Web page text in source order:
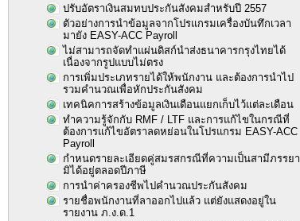
ปรับอัตราเงินสมทบประกันสังคมสำหรับปี 2557
ตัวอย่างการนำข้อมูลจากโปรแกรมเครื่องบันทึกเวลา
มายัง EASY-ACC Payroll
ไม่สามารถจัดทำแผ่นดิสก์นำส่งธนาคารกรุงไทยได้
เนื่องจากรูปแบบไม่ตรง
การเพิ่มประเภทรายได้ให้พนักงาน และต้องการนำไป
รวมคำนวณเพื่อหักประกันสังคม
เทคนิคการสร้างข้อมูลเงินเดือนแยกเก็บไว้แต่ละเดือน
ทำความรู้จักกับ RMF / LTF และการแก้ไขในกรณีที่
ต้องการแก้ไขอัตราลดหย่อนในโปรแกรม EASY-ACC
Payroll
กำหนดรายละเอียดคู่สมรสกรณีที่ความเป็นสามีภรรยา
มิได้อยู่ตลอดปีภาษี
การนำค่าครองชีพไปคำนวณประกันสังคม
รายชื่อพนักงานที่ลาออกไปแล้ว แต่ยังแสดงอยู่ใน
รายงาน ภ.ง.ด.1